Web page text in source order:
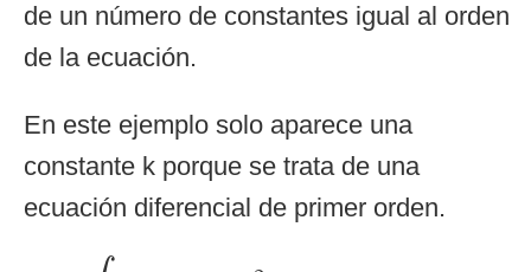
de un número de constantes igual al orden
de la ecuación.
En este ejemplo solo aparece una
constante k porque se trata de una
ecuación diferencial de primer orden.